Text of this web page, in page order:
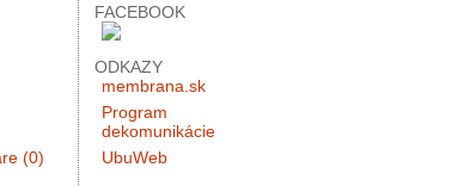
(0)
FACEBOOK
ODKAZY
membrana.sk
Program
dekomunikácie
UbuWeb